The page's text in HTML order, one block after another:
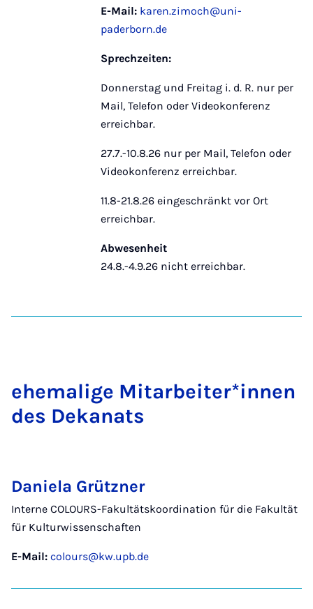
E-Mail: karen.zimoch@uni-
paderborn.de
Sprechzeiten:
Donnerstag und Freitag i. d. R. nur per
Mail, Telefon oder Videokonferenz
erreichbar.
27.7.-10.8.26 nur per Mail, Telefon oder
Videokonferenz erreichbar.
11.8-21.8.26 eingeschränkt vor Ort
erreichbar.
Abwesenheit
24.8.-4.9.26 nicht erreichbar.
ehe­ma­li­ge Mit­­a­r­­bei­ter*in­­nen
des De­­ka­nats
Daniela Grützner
Interne COLOURS-Fakultätskoordination für die Fakultät
für Kulturwissenschaften
E-Mail: colours@kw.upb.de